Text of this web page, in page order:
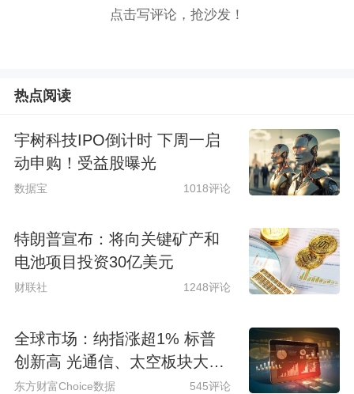
点击写评论，抢沙发！
热点阅读
宇树科技IPO倒计时 下周一启
动申购！受益股曝光
数据宝 1018评论
特朗普宣布：将向关键矿产和
电池项目投资30亿美元
财联社 1248评论
全球市场：纳指涨超1% 标普
创新高 光通信、太空板块大涨
SpaceX涨超15%
东方财富Choice数据 545评论